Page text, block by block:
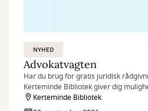
NYHED
Advokatvagten
Har du brug for gratis juridisk
Kerteminde Bibliotek giver dig
af en frivillig advokat – hurtigt, nemt
Kerteminde Bibliotek